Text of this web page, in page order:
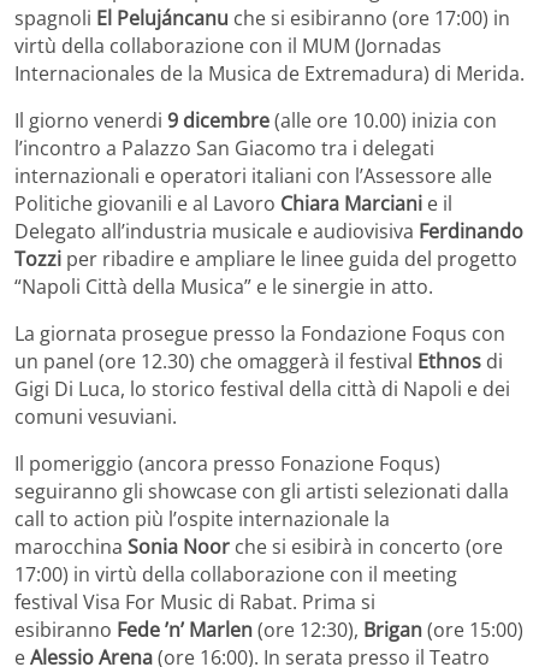
spagnoli El Pelujáncanu che si esibiranno (ore 17:00) in
virtù della collaborazione con il MUM (Jornadas
Internacionales de la Musica de Extremadura) di Merida.
Il giorno venerdi 9 dicembre(alle ore 10.00) inizia con
l’incontro a Palazzo San Giacomo tra i delegati
internazionali e operatori italiani con l’Assessore alle
Politiche giovanili e al Lavoro Chiara Marciani e il
Delegato all’industria musicale e audiovisiva Ferdinando
Tozzi per ribadire e ampliare le linee guida del progetto
“Napoli Città della Musica” e le sinergie in atto.
La giornata prosegue presso la Fondazione Foqus con
un panel (ore 12.30) che omaggerà il festival Ethnos di
Gigi Di Luca, lo storico festival della città di Napoli e dei
comuni vesuviani.
Il pomeriggio (ancora presso Fonazione Foqus)
seguiranno gli showcase con gli artisti selezionati dalla
call to action più l’ospite internazionale la
marocchina Sonia Noor che si esibirà in concerto (ore
17:00) in virtù della collaborazione con il meeting
festival Visa For Music di Rabat. Prima si
esibiranno Fede ’n’ Marlen(ore 12:30), Brigan(ore 15:00)
eAlessio Arena(ore 16:00). In serata presso il Teatro